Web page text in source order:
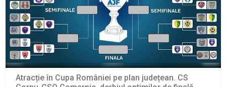
Atracție în Cupa României pe plan județean. CS